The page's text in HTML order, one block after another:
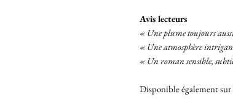
Avis lecteurs
« Une plume toujours
« Une atmosphère
« Un roman sensible,
Disponible également